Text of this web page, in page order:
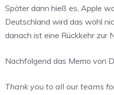
Später dann hieß es, Apple
Deutschland wird das wohl
danach ist eine Rückkehr zur
Nachfolgend das Memo von
Thank you to all our teams